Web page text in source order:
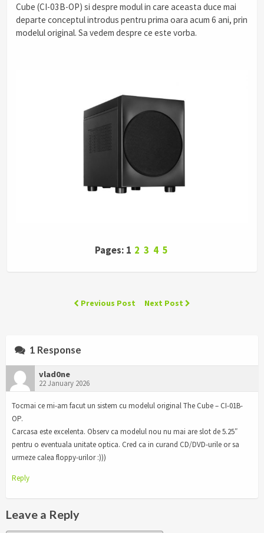
Cube (CI-03B-OP) si despre modul in care aceasta duce mai
departe conceptul introdus pentru prima oara acum 6 ani, prin
modelul original. Sa vedem despre ce este vorba.
Pages: 1 2 3 4 5
Previous Post Next Post
1 Response
vlad0ne
22 January 2026
Tocmai ce mi-am facut un sistem cu modelul original The Cube – CI-01B-
OP.
Carcasa este excelenta. Observ ca modelul nou nu mai are slot de 5.25″
pentru o eventuala unitate optica. Cred ca in curand CD/DVD-urile or sa
urmeze calea floppy-urilor :)))
Reply
Leave a Reply